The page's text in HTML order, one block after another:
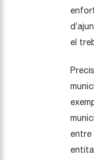
el
entre